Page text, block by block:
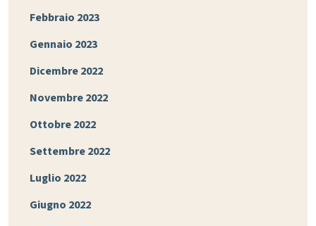
Febbraio 2023
Gennaio 2023
Dicembre 2022
Novembre 2022
Ottobre 2022
Settembre 2022
Luglio 2022
Giugno 2022